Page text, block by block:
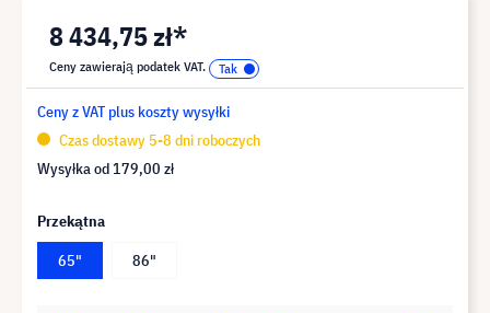
8 434,75 zł*
Ceny zawierają podatek VAT.
Ceny z VAT plus koszty wysyłki
Czas dostawy 5-8 dni roboczych
Wysyłka od 179,00 zł
Przekątna
65"
86"